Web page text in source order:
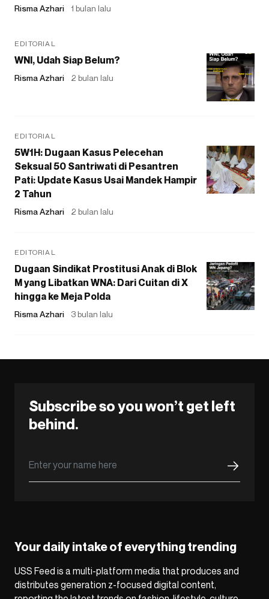
Risma Azhari 1 bulan lalu
EDITORIAL
WNI, Udah Siap Belum?
Risma Azhari 2 bulan lalu
EDITORIAL
5W1H: Dugaan Kasus Pelecehan
Seksual 50 Santriwati di Pesantren
Pati: Update Kasus Usai Mandek Hampir
2 Tahun
Risma Azhari 2 bulan lalu
EDITORIAL
Dugaan Sindikat Prostitusi Anak di Blok
M yang Libatkan WNA: Dari Cuitan di X
hingga ke Meja Polda
Risma Azhari 3 bulan lalu
Subscribe so you won’t get left
behind.
Your daily intake of everything trending
USS Feed is a multi-platform media that produces and
distributes generation z-focused digital content,